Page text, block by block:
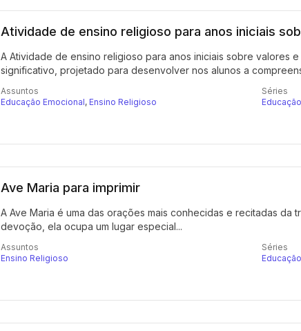
Atividade de ensino religioso para anos iniciais
A Atividade de ensino religioso para anos iniciais sobre valores
significativo, projetado para desenvolver nos alunos a
Assuntos
Educação Emocional, Ensino Religioso
Séries
Ave Maria para imprimir
A Ave Maria é uma das orações mais conhecidas e recitadas da
devoção, ela ocupa um lugar especial...
Assuntos
Ensino Religioso
Séries